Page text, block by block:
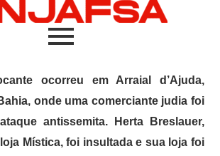
ocorreu em Arraial d’Ajuda,
onde uma comerciante judia foi
antissemita. Herta Breslauer,
Mística, foi insultada e sua loja foi